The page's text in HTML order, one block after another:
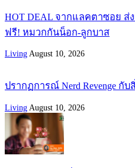
HOT DEAL จากแลคตาซอย ส่
ฟรี! หมวกกันน็อก-ลูกบาส
Living August 10, 2026
ปรากฏการณ์ Nerd Revenge กั
Living August 10, 2026